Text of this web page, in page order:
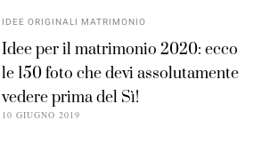
IDEE ORIGINALI MATRIMONIO
Idee per il matrimonio 2020: ecco
le 150 foto che devi assolutamente
vedere prima del Sì!
10 GIUGNO 2019